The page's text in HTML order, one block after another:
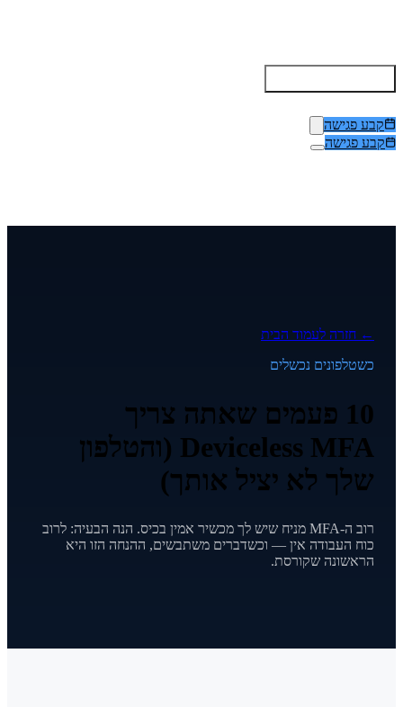
קבע פגישה
קבע פגישה
← חזרה לעמוד הבית
כשטלפונים נכשלים
10 פעמים שאתה צריך
Deviceless MFA (והטלפון
שלך לא יציל אותך)
רוב ה-MFA מניח שיש לך מכשיר אמין בכיס. הנה הבעיה: לרוב
כוח העבודה אין — וכשדברים משתבשים, ההנחה הזו היא
הראשונה שקורסת.